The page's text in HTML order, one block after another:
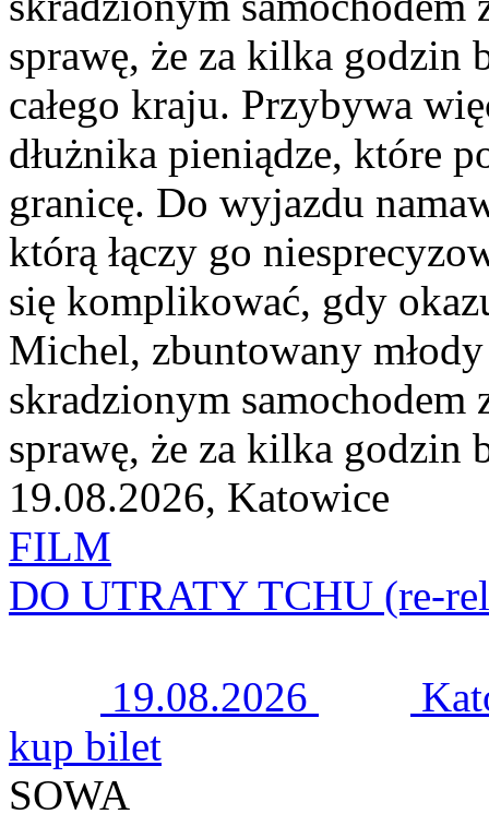
sprawę, że za kilka godzin
całego kraju. Przybywa
dłużnika pieniądze, które
granicę. Do wyjazdu
którą łączy go
się komplikować, gdy
Michel, zbuntowany
skradzionym
sprawę, że za kilka godzin
19.08.2026, Katowice
FILM
DO UTRATY TCHU (re-
19.08.2026
kup bilet
SOWA